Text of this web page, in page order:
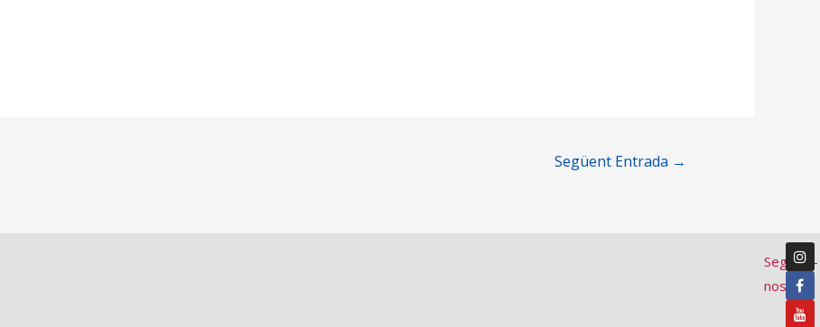
Següent Entrada →
Segueix-
nos: